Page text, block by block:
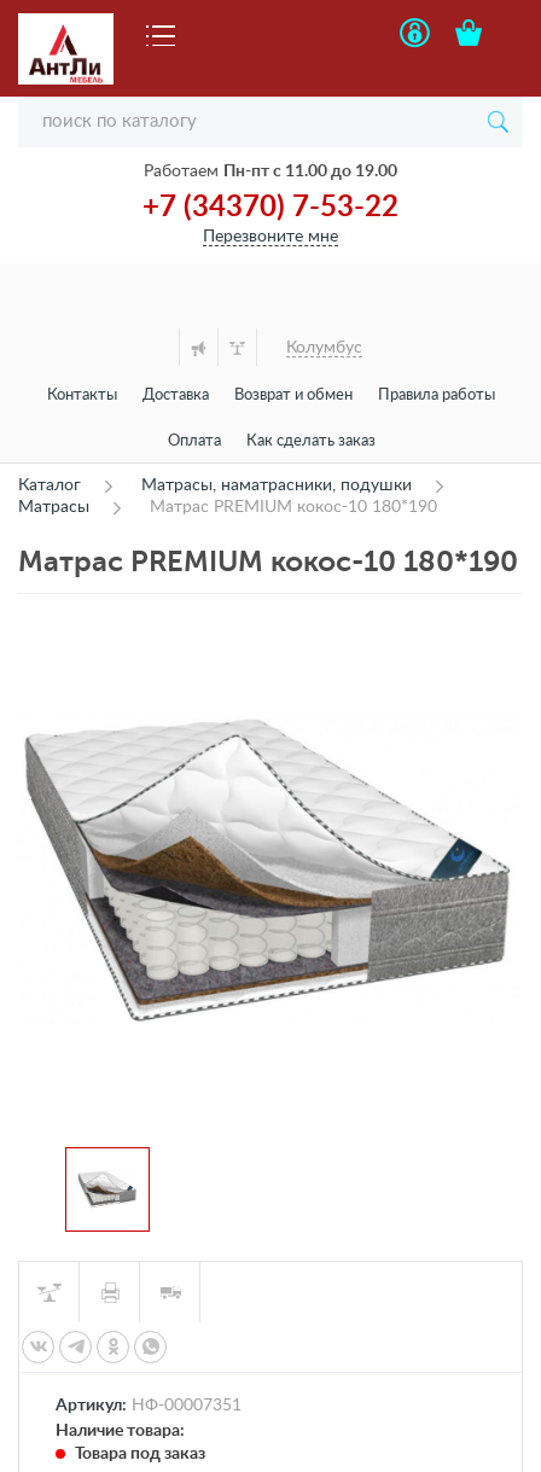
Работаем Пн-пт с 11.00 до 19.00
+7 (34370) 7-53-22
Перезвоните мне
Колумбус
Контакты Доставка Возврат и обмен Правила работы
Оплата Как сделать заказ
Каталог
Матрасы, наматрасники, подушки
Матрасы
Матрас PREMIUM кокос-10 180*190
Матрас PREMIUM кокос-10 180*190
Артикул: НФ-00007351
Наличие товара:
Товара под заказ